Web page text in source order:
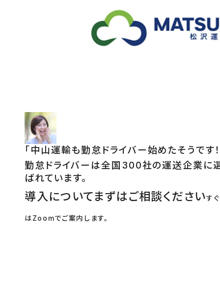
「中山運輸も勤怠ドライバー始めたそうです！
勤怠ドライバーは全国300社の運送企業に
ばれています。
導入についてまずはご相談くださいす
はZoomでご案内します。